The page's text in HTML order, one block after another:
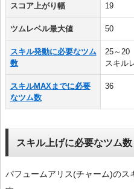
スコア上がり幅 19
ツムレベル最大値 50
スキル発動に必要なツム
数
25～20
スキル
スキルMAXまでに必要
なツム数
36
スキル上げに必要なツム数
パフュームアリス(チャーム)のス